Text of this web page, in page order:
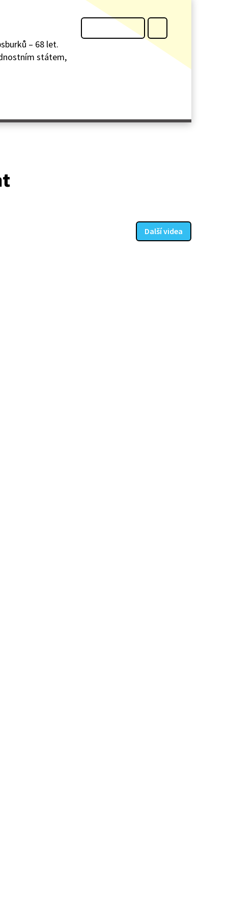
– 68 let.
státem,
Další videa